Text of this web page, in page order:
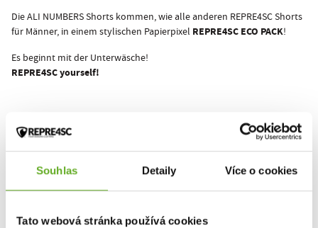
Souhlas Detaily Více o cookies
Tato webová stránka používá cookies
Die ALI NUMBERS Shorts kommen, wie alle anderen REPRE4SC Shorts
für Männer, in einem stylischen Papierpixel REPRE4SC ECO PACK!
Es beginnt mit der Unterwäsche!
REPRE4SC yourself!
Dieses Produkt wurde noch nicht bewertet.
Bewerten Sie das Produkt